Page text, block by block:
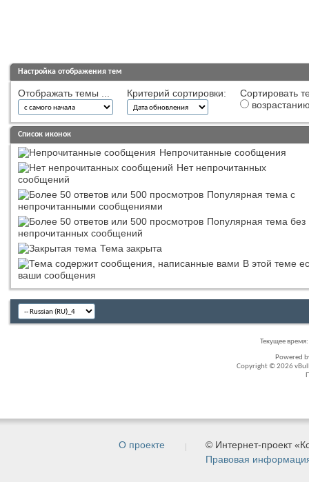
Настройка отображения тем
Отображать темы ... Критерий сортировки:
Сортировать
Список иконок
Непрочитанные сообщения
Нет непрочитанных
сообщений
Популярная тема с
непрочитанными сообщениями
Популярная тема без
непрочитанных сообщений
Тема закрыта
В этой теме
ваши сообщения
Текущее время:
Powered
Copyright © 2026
О проекте
© Интернет-проект
Правовая